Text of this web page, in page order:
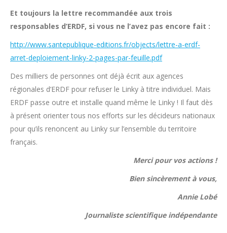
Et toujours la lettre recommandée aux trois
responsables d’ERDF, si vous ne l’avez pas encore fait :
http://www.santepublique-editions.fr/objects/lettre-a-erdf-
arret-deploiement-linky-2-pages-par-feuille.pdf
Des milliers de personnes ont déjà écrit aux agences
régionales d’ERDF pour refuser le Linky à titre individuel. Mais
ERDF passe outre et installe quand même le Linky ! Il faut dès
à présent orienter tous nos efforts sur les décideurs nationaux
pour qu’ils renoncent au Linky sur l’ensemble du territoire
français.
Merci pour vos actions !
Bien sincèrement à vous,
Annie Lobé
Journaliste scientifique indépendante